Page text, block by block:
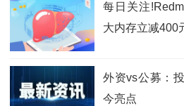
每日关注
大内存立减400
外资vs公募：
今亮点